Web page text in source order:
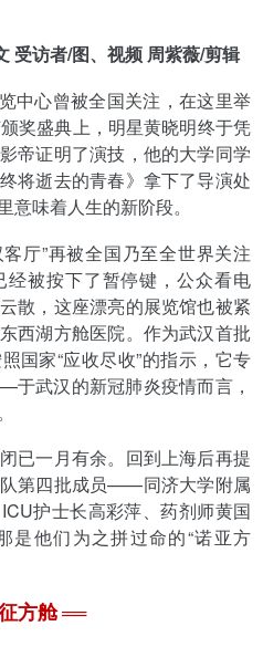
受访者/图、视频 周紫薇/剪辑
中心曾被全国关注，在这里举
奖盛典上，明星黄晓明终于凭
帝证明了演技，他的大学同学
将逝去的青春》拿下了导演处
味着人生的新阶段。
厅”再被全国乃至全世界关注
被按下了暂停键，公众看电
散，这座漂亮的展览馆也被紧
西湖方舱医院。作为武汉首批
国家“应收尽收”的指示，它专
武汉的新冠肺炎疫情而言，
已一月有余。回到上海后再提
第四批成员——同济大学附属
护士长高彩萍、药剂师黄国
是他们为之拼过命的“诺亚方
方舱══